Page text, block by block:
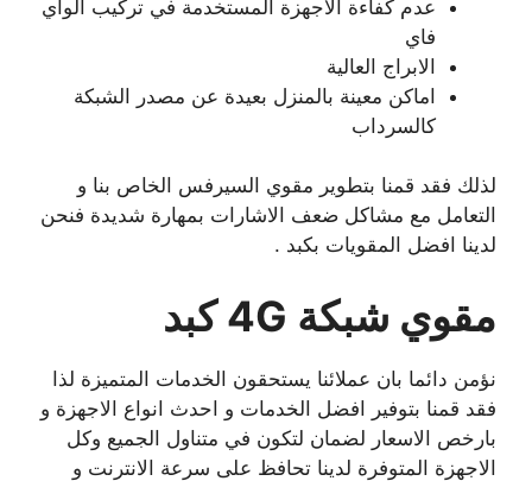
عدم كفاءة الاجهزة المستخدمة في تركيب الواي
فاي
الابراج العالية
اماكن معينة بالمنزل بعيدة عن مصدر الشبكة
كالسرداب
لذلك فقد قمنا بتطوير مقوي السيرفس الخاص بنا و
التعامل مع مشاكل ضعف الاشارات بمهارة شديدة فنحن
لدينا افضل المقويات بكبد .
مقوي شبكة 4 G كبد
نؤمن دائما بان عملائنا يستحقون الخدمات المتميزة لذا
فقد قمنا بتوفير افضل الخدمات و احدث انواع الاجهزة و
بارخص الاسعار لضمان لتكون في متناول الجميع وكل
الاجهزة المتوفرة لدينا تحافظ على سرعة الانترنت و